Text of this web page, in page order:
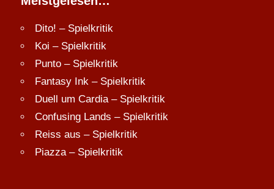
Dito! – Spielkritik
Koi – Spielkritik
Punto – Spielkritik
Fantasy Ink – Spielkritik
Duell um Cardia – Spielkritik
Confusing Lands – Spielkritik
Reiss aus – Spielkritik
Piazza – Spielkritik